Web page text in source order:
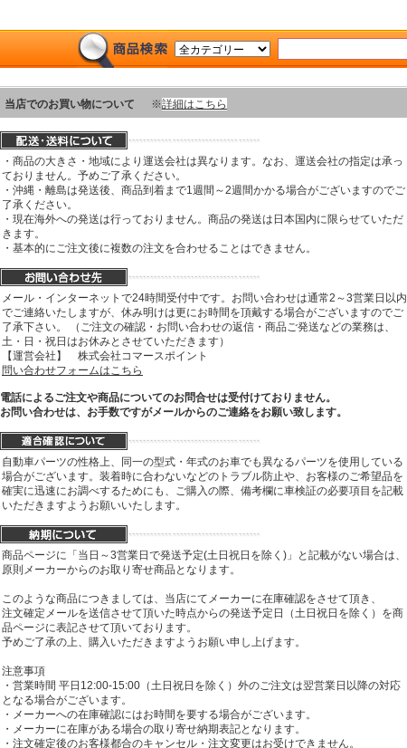
当店でのお買い物について ※詳細はこちら
・商品の大きさ・地域により運送会社は異なります。なお、運送会社の指定は承っ
ておりません。予めご了承ください。
・沖縄・離島は発送後、商品到着まで1週間～2週間かかる場合がございますのでご
了承ください。
・現在海外への発送は行っておりません。商品の発送は日本国内に限らせていただ
きます。
・基本的にご注文後に複数の注文を合わせることはできません。
メール・インターネットで24時間受付中です。お問い合わせは通常2～3営業日以内
でご連絡いたしますが、休み明けは更にお時間を頂戴する場合がございますのでご
了承下さい。 （ご注文の確認・お問い合わせの返信・商品ご発送などの業務は、
土・日・祝日はお休みとさせていただきます）
【運営会社】 株式会社コマースポイント
問い合わせフォームはこちら
電話によるご注文や商品についてのお問合せは受付けておりません。
お問い合わせは、お手数ですがメールからのご連絡をお願い致します。
自動車パーツの性格上、同一の型式・年式のお車でも異なるパーツを使用している
場合がございます。装着時に合わないなどのトラブル防止や、お客様のご希望品を
確実に迅速にお調べするためにも、ご購入の際、備考欄に車検証の必要項目を記載
いただきますようお願いいたします。
商品ページに「当日～3営業日で発送予定(土日祝日を除く)」と記載がない場合は、
原則メーカーからのお取り寄せ商品となります。
このような商品につきましては、当店にてメーカーに在庫確認をさせて頂き、
注文確定メールを送信させて頂いた時点からの発送予定日（土日祝日を除く）を商
品ページに表記させて頂いております。
予めご了承の上、購入いただきますようお願い申し上げます。
注意事項
・営業時間 平日12:00-15:00（土日祝日を除く）外のご注文は翌営業日以降の対応
となる場合がございます。
・メーカーへの在庫確認にはお時間を要する場合がございます。
・メーカーに在庫がある場合の取り寄せ納期表記となります。
・注文確定後のお客様都合のキャンセル・注文変更はお受けできません。